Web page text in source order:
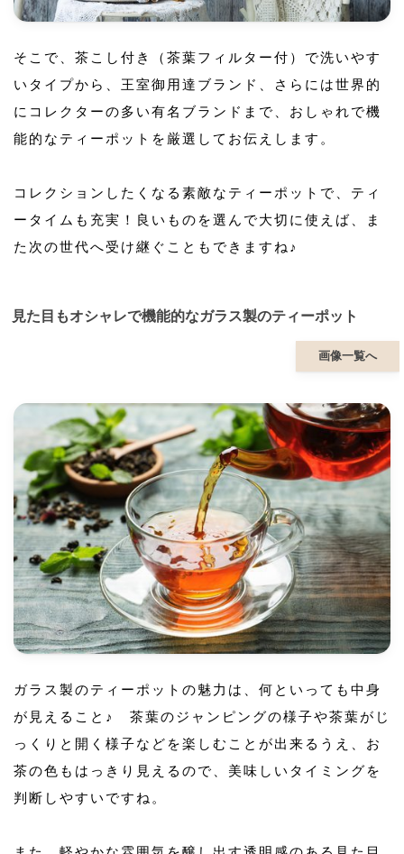
そこで、茶こし付き（茶葉フィルター付）で洗いやす
いタイプから、王室御用達ブランド、さらには世界的
にコレクターの多い有名ブランドまで、おしゃれで機
能的なティーポットを厳選してお伝えします。
コレクションしたくなる素敵なティーポットで、ティ
ータイムも充実！良いものを選んで大切に使えば、ま
た次の世代へ受け継ぐこともできますね♪
見た目もオシャレで機能的なガラス製のティーポット
画像一覧へ
ガラス製のティーポットの魅力は、何といっても中身
が見えること♪ 茶葉のジャンピングの様子や茶葉がじ
っくりと開く様子などを楽しむことが出来るうえ、お
茶の色もはっきり見えるので、美味しいタイミングを
判断しやすいですね。